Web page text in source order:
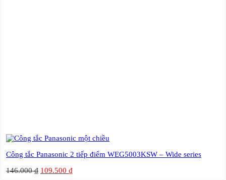
Công tắc Panasonic 2 tiếp điểm WEG5003KSW – Wide series
146.000₫ 109.500 ₫